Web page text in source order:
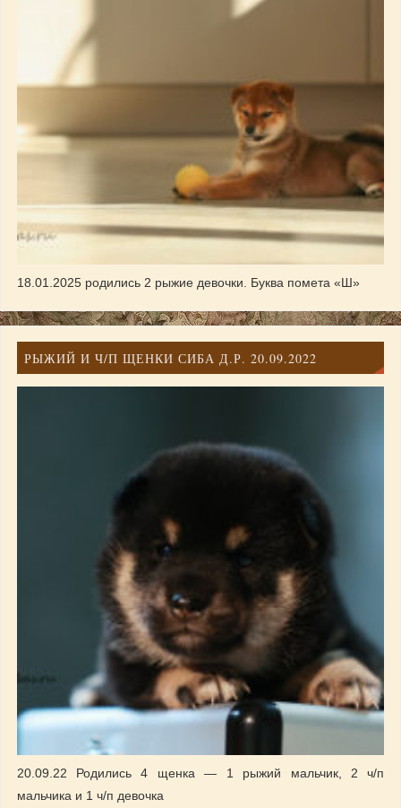
18.01.2025 родились 2 рыжие девочки. Буква помета «Ш»
РЫЖИЙ И Ч/П ЩЕНКИ СИБА Д.Р. 20.09.2022
20.09.22 Родились 4 щенка — 1 рыжий мальчик, 2 ч/п
мальчика и 1 ч/п девочка